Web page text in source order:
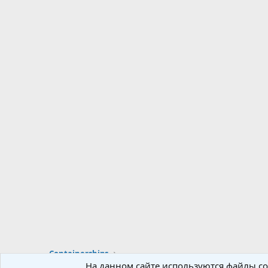
Containerships
На данном сайте используются файлы